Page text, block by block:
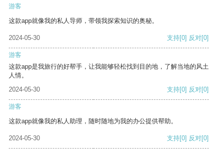
游客
这款app就像我的私人导师，带领我探索知识的奥秘。
2024-05-30 支持[0] 反对[0]
游客
这款app是我旅行的好帮手，让我能够轻松找到目的地，了解当地的风土
人情。
2024-05-30
支持[0] 反对[0]
游客
这款app就像我的私人助理，随时随地为我的办公提供帮助。
2024-05-30 支持[0] 反对[0]